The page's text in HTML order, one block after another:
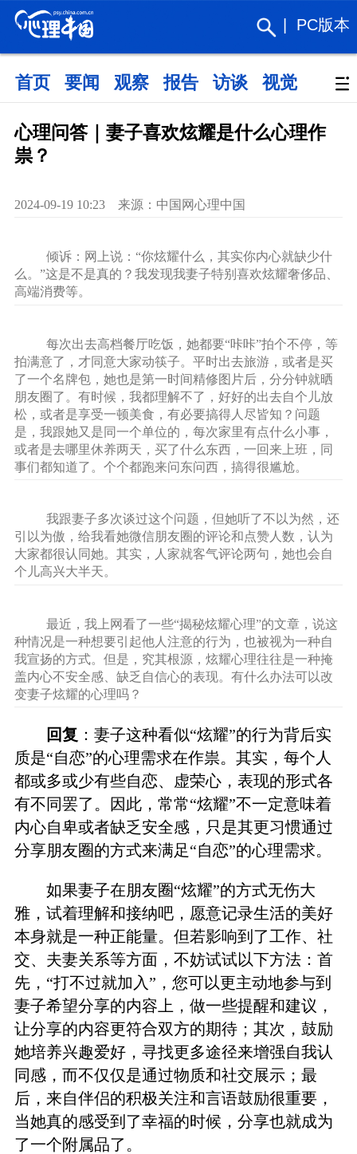
PC版本
首页 要闻 观察 报告 访谈 视觉 政策
心理问答｜妻子喜欢炫耀是什么心理作
祟？
2024-09-19 10:23 来源：中国网心理中国
倾诉：网上说：“你炫耀什么，其实你内心就缺少什
么。”这是不是真的？我发现我妻子特别喜欢炫耀奢侈品、
高端消费等。
每次出去高档餐厅吃饭，她都要“咔咔”拍个不停，等
拍满意了，才同意大家动筷子。平时出去旅游，或者是买
了一个名牌包，她也是第一时间精修图片后，分分钟就晒
朋友圈了。有时候，我都理解不了，好好的出去自个儿放
松，或者是享受一顿美食，有必要搞得人尽皆知？问题
是，我跟她又是同一个单位的，每次家里有点什么小事，
或者是去哪里休养两天，买了什么东西，一回来上班，同
事们都知道了。个个都跑来问东问西，搞得很尴尬。
我跟妻子多次谈过这个问题，但她听了不以为然，还
引以为傲，给我看她微信朋友圈的评论和点赞人数，认为
大家都很认同她。其实，人家就客气评论两句，她也会自
个儿高兴大半天。
最近，我上网看了一些“揭秘炫耀心理”的文章，说这
种情况是一种想要引起他人注意的行为，也被视为一种自
我宣扬的方式。但是，究其根源，炫耀心理往往是一种掩
盖内心不安全感、缺乏自信心的表现。有什么办法可以改
变妻子炫耀的心理吗？
回复 ：妻子这种看似“炫耀”的行为背后实
质是“自恋”的心理需求在作祟。其实，每个人
都或多或少有些自恋、虚荣心，表现的形式各
有不同罢了。因此，常常“炫耀”不一定意味着
内心自卑或者缺乏安全感，只是其更习惯通过
分享朋友圈的方式来满足“自恋”的心理需求。
如果妻子在朋友圈“炫耀”的方式无伤大
雅，试着理解和接纳吧，愿意记录生活的美好
本身就是一种正能量。但若影响到了工作、社
交、夫妻关系等方面，不妨试试以下方法：首
先，“打不过就加入”，您可以更主动地参与到
妻子希望分享的内容上，做一些提醒和建议，
让分享的内容更符合双方的期待；其次，鼓励
她培养兴趣爱好，寻找更多途径来增强自我认
同感，而不仅仅是通过物质和社交展示；最
后，来自伴侣的积极关注和言语鼓励很重要，
当她真的感受到了幸福的时候，分享也就成为
了一个附属品了。